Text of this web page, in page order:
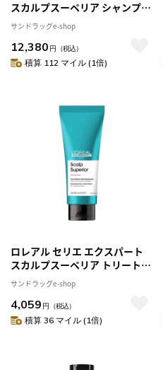
スカルプスーペリア シャンプー
1500ml [2個セット]
サンドラッグe-shop
12,380 円 （税込）
積算 112 マイル (1倍)
ロレアル セリエ エクスパート
スカルプスーペリア トリートメ
ント 200g [2個セット]
サンドラッグe-shop
4,059 円 （税込）
積算 36 マイル (1倍)